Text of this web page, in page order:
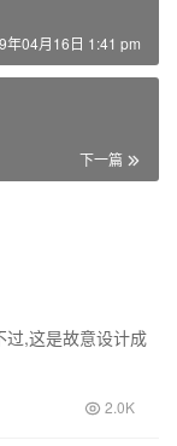
年04月16日 1:41 pm
下一篇
过,这是故意设计成
2.0K